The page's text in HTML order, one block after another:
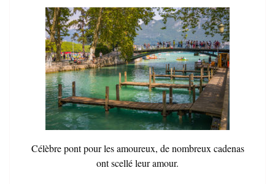
Célèbre pont pour les amoureux, de nombreux cadenas
ont scellé leur amour.